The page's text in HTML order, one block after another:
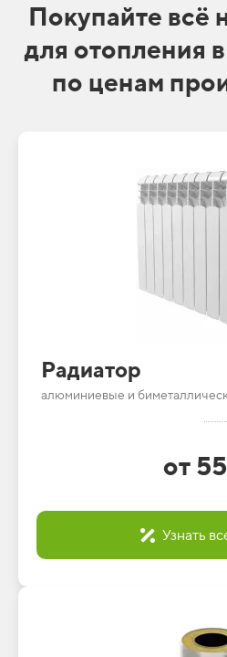
Покупайте всё
для отопления
по ценам
Радиатор
алюминиевые и
от
Узнать